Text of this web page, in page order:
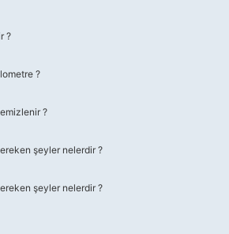
?
?
?
şeyler nelerdir ?
şeyler nelerdir ?